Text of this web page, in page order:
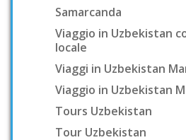
Samarcanda
Viaggio in Uzbekistan
locale
Viaggi in Uzbekistan
Viaggio in Uzbekistan
Tours Uzbekistan
Tour Uzbekistan